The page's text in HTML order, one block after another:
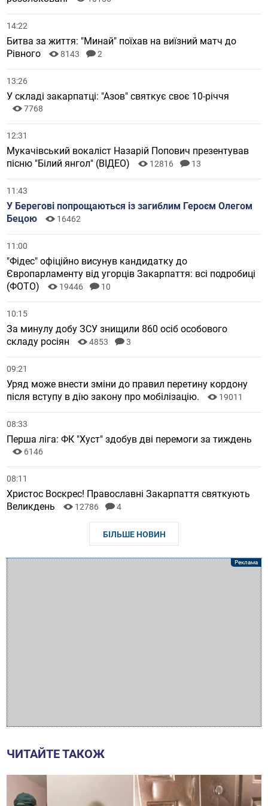
14:22
Битва за життя: "Минай" поїхав на виїзний матч до
Рівного
8143 2
13:26
У складі закарпатці: "Азов" святкує своє 10-річчя
7768
12:31
Мукачівський вокаліст Назарій Попович презентував
пісню "Білий янгол" (ВІДЕО)
12816 13
11:43
У Берегові попрощаються із загиблим Героєм Олегом
Бецою
16462
11:00
"Фідес" офіційно висунув кандидатку до
Європарламенту від угорців Закарпаття: всі подробиці
(ФОТО)
19446 10
10:15
За минулу добу ЗСУ знищили 860 осіб особового
складу росіян
4853 3
09:21
Уряд може внести зміни до правил перетину кордону
після вступу в дію закону про мобілізацію.
19011
08:33
Перша ліга: ФК "Хуст" здобув дві перемоги за тиждень
6146
08:11
Христос Воскрес! Православні Закарпаття святкують
Великдень
12786 4
БІЛЬШЕ НОВИН
ЧИТАЙТЕ ТАКОЖ